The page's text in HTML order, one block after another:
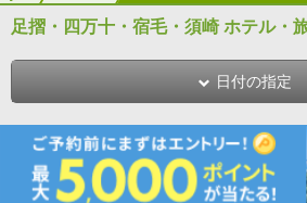
足摺・四万十・宿毛・須崎 ホテル・
日付の指定